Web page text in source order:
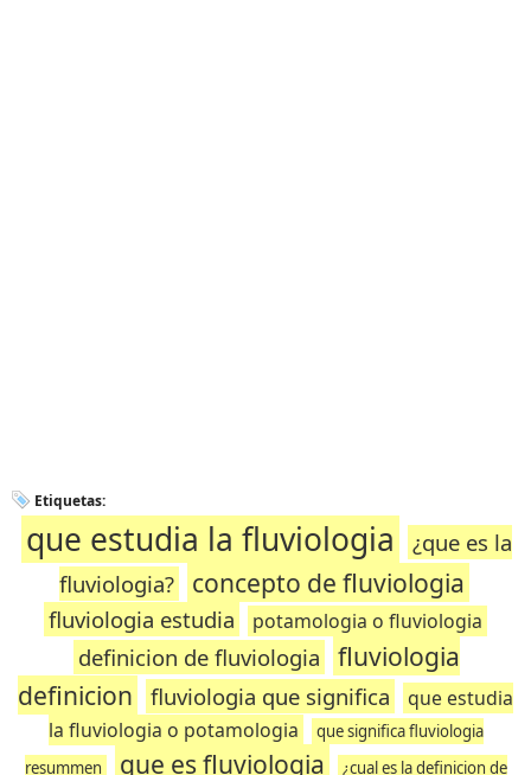
Etiquetas:
que estudia la fluviologia
¿que es la
fluviologia?
concepto de fluviologia
fluviologia estudia potamologia o fluviologia
definicion de fluviologia
fluviologia
definicion
fluviologia que significa
que estudia
la fluviologia o potamologia
que significa fluviologia
resummen
que es fluviologia ¿cual es la definicion de